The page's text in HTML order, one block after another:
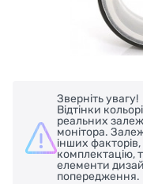
Зверніть увагу!
Відтінки
реальних
монітора.
інших
комплектацію,
елементи
попередження.